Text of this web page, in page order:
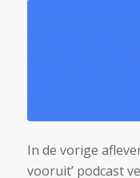
In de vorige
vooruit’ podcast